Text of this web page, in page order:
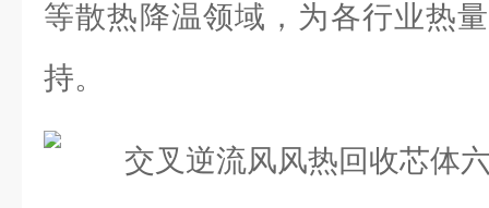
等散热降温领域，为各行业热
持。